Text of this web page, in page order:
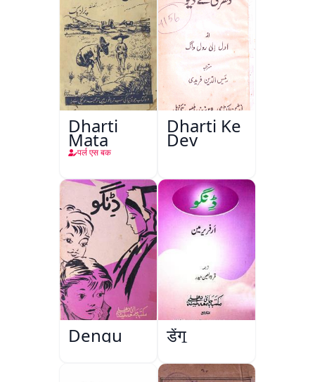
Dharti
Mata
पर्ल एस बक
Dharti Ke
Dev
Dengu डेंगू